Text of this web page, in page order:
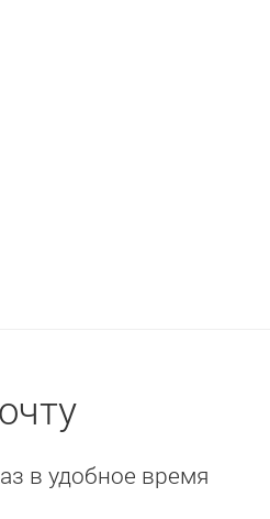
в удобное время